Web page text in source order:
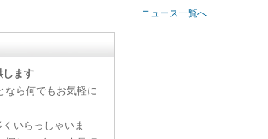
ニュース一覧へ
します
なら何でもお気軽に
いらっしゃいま